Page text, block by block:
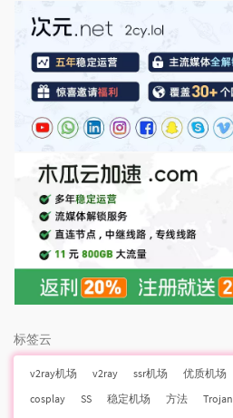
标签云
v2ray机场 v2ray ssr机场 优质机场
cosplay
SS 稳定机场 方法 Trojan